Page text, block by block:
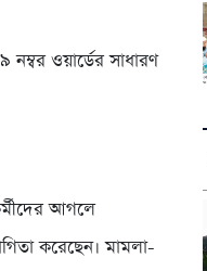
ওয়ার্ডের সাধারণ
আগলে
করেছেন। মামলা-